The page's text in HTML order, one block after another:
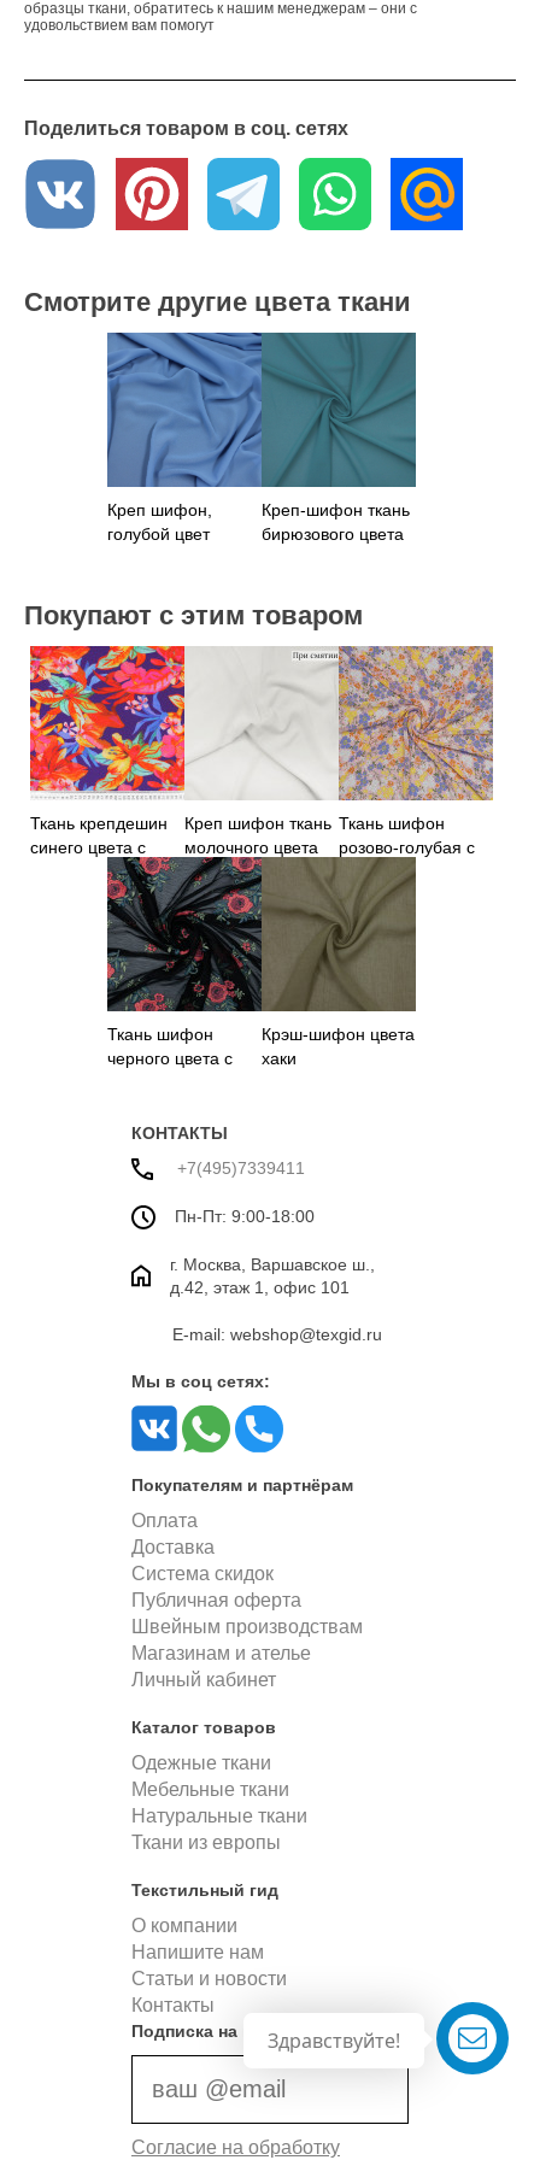
Здравствуйте!
образцы ткани, обратитесь к нашим менеджерам – они с
удовольствием вам помогут
Поделиться товаром в соц. сетях
Смотрите другие цвета ткани
Креп шифон,
голубой цвет
Креп-шифон ткань
бирюзового цвета
Покупают с этим товаром
Ткань крепдешин
синего цвета с
оранжевыми
Креп шифон ткань
молочного цвета
Ткань шифон
розово-голубая с
цветами
Ткань шифон
черного цвета с
Крэш-шифон цвета
хаки
КОНТАКТЫ
+7(495)7339411
Пн-Пт: 9:00-18:00
г. Москва, Варшавское ш.,
д.42, этаж 1, офис 101
E-mail: webshop@texgid.ru
Мы в соц сетях:
Покупателям и партнёрам
Оплата
Доставка
Система скидок
Публичная оферта
Швейным производствам
Магазинам и ателье
Личный кабинет
Каталог товаров
Одежные ткани
Мебельные ткани
Натуральные ткани
Ткани из европы
Текстильный гид
О компании
Напишите нам
Статьи и новости
Контакты
Подписка на новости
Согласие на обработку